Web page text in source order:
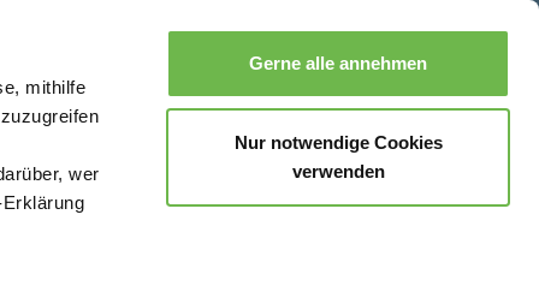
mithilfe
wer
Gerne alle annehmen
Nur notwendige Cookies
verwenden
Suche Buchen Menü